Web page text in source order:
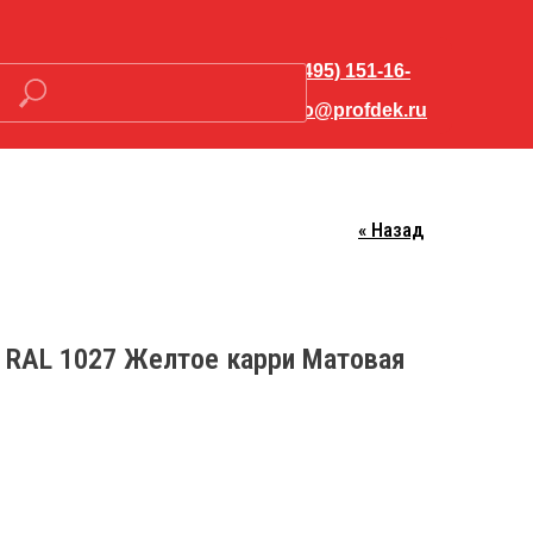
+7 (495) 151-16-
hello@profdek.ru
« Назад
1027 Желтое карри Матовая